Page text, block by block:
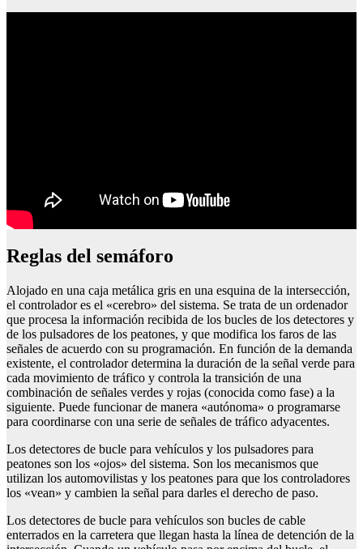
Reglas del semáforo
Alojado en una caja metálica gris en una esquina de la intersección,
el controlador es el «cerebro» del sistema. Se trata de un ordenador
que procesa la información recibida de los bucles de los detectores y
de los pulsadores de los peatones, y que modifica los faros de las
señales de acuerdo con su programación. En función de la demanda
existente, el controlador determina la duración de la señal verde para
cada movimiento de tráfico y controla la transición de una
combinación de señales verdes y rojas (conocida como fase) a la
siguiente. Puede funcionar de manera «autónoma» o programarse
para coordinarse con una serie de señales de tráfico adyacentes.
Los detectores de bucle para vehículos y los pulsadores para
peatones son los «ojos» del sistema. Son los mecanismos que
utilizan los automovilistas y los peatones para que los controladores
los «vean» y cambien la señal para darles el derecho de paso.
Los detectores de bucle para vehículos son bucles de cable
enterrados en la carretera que llegan hasta la línea de detención de la